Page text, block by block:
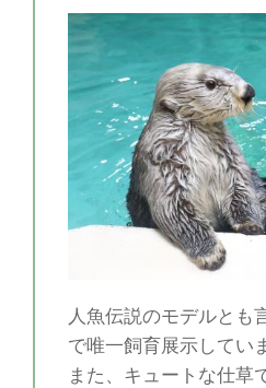
人魚伝説のモデルとも
で唯一飼育展示してい
また、キュートな仕草